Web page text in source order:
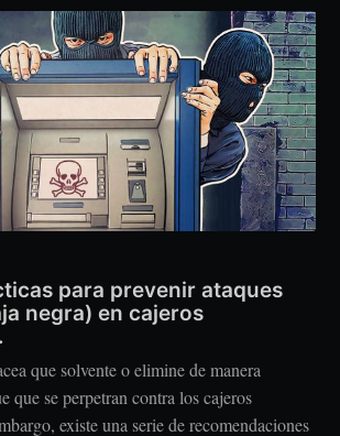
para prevenir ataques
negra) en cajeros
que solvente o elimine de manera
que se perpetran contra los cajeros
existe una serie de recomendaciones